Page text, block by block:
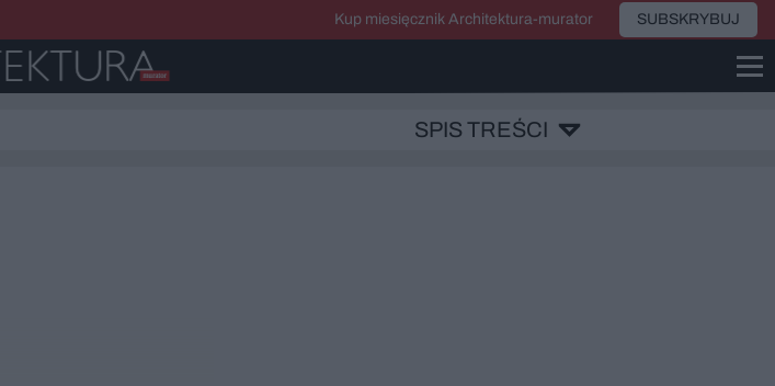
Kup miesięcznik Architektura-murator SUBSKRYBUJ
SPIS TREŚCI